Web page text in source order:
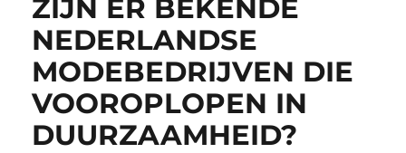
ZIJN ER BEKENDE
NEDERLANDSE
MODEBEDRIJVEN DIE
VOOROPLOPEN IN
DUURZAAMHEID?